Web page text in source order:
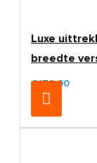
Luxe
breedte
€179,00